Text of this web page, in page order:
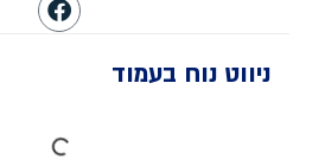
ניווט נוח בעמוד